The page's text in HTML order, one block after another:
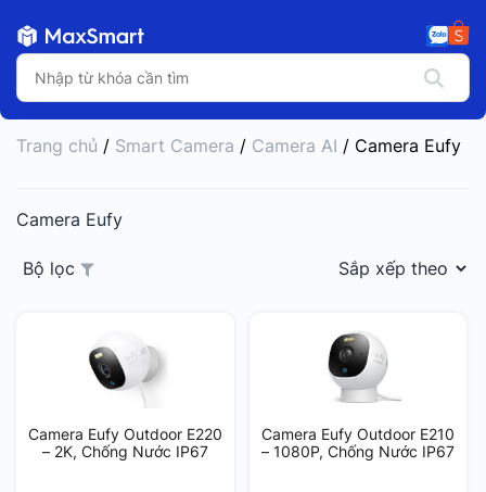
Trang chủ / Smart Camera / Camera AI / Camera Eufy
Camera Eufy
Bộ lọc
Camera Eufy Outdoor E220
– 2K, Chống Nước IP67
Camera Eufy Outdoor E210
– 1080P, Chống Nước IP67